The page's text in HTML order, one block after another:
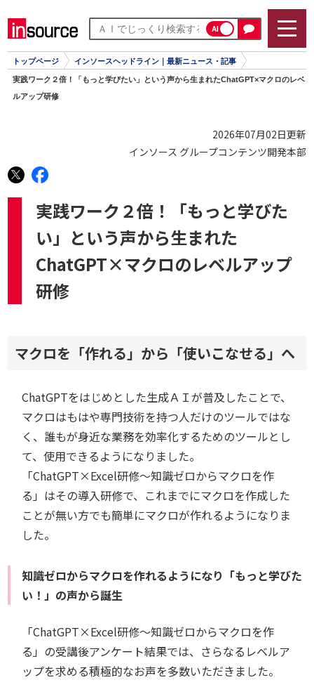
AI
トップページ インソースヘッドライン｜最新ニュース・記事
実践ワーク２倍！「もっと学びたい」という声から生まれたChatGPT×マクロのレベ
ルアップ研修
2026年07月02日更新
インソース グループコンテンツ開発本部
実践ワーク２倍！「もっと学びた
い」という声から生まれた
ChatGPT×マクロのレベルアップ
研修
マクロを「作れる」から「使いこなせる」へ
ChatGPTをはじめとした生成ＡＩが普及したことで、
マクロはもはや専門技術を持つ人だけのツールではな
く、誰もが身近な業務を効率化するためのツールとし
て、使用できるようになりました。
「ChatGPT×Excel研修～知識ゼロからマクロを作
る」はその導入研修で、これまでにマクロを作成した
ことが無い方でも簡単にマクロが作れるようになりま
した。
知識ゼロからマクロを作れるようになり「もっと学びた
い！」の声から誕生
「ChatGPT×Excel研修～知識ゼロからマクロを作
る」の受講後アンケート結果では、さらなるレベルア
ップを求める積極的なお声を多数いただきました。